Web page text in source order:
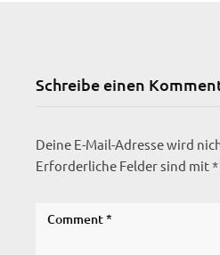
Schreibe einen
Deine E-Mail-Adresse wird
Erforderliche Felder sind mit*